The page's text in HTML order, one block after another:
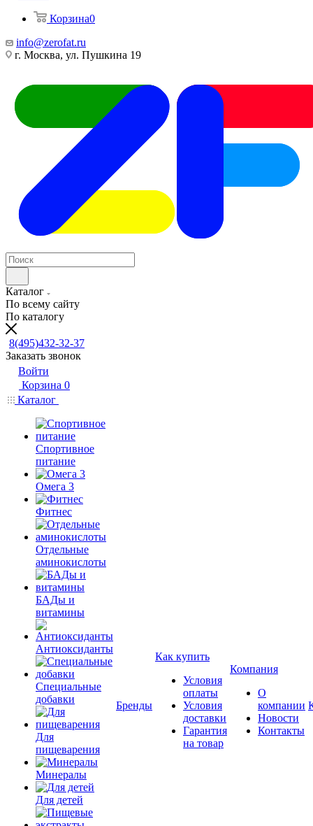
Корзина0
info@zerofat.ru
г. Москва, ул. Пушкина 19
Каталог
По всему сайту
По каталогу
8(495)432-32-37
Заказать звонок
Войти
Корзина 0
Каталог
Спортивное
питание
Омега 3
Фитнес
Отдельные
аминокислоты
БАДы и
витамины
Антиоксиданты
Специальные
добавки
Для
пищеварения
Минералы
Для детей
Бренды
Как купить
Условия
оплаты
Условия
доставки
Гарантия
на товар
Компания
О
компании
Новости
Контакты